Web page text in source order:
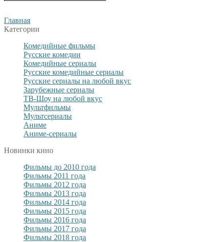
Главная
Категории
Комедийные фильмы
Русские комедии
Комедийные сериалы
Русские комедийные сериалы
Русские сериалы на любой вкус
Зарубежные сериалы
ТВ-Шоу на любой вкус
Мультфильмы
Мультсериалы
Аниме
Аниме-сериалы
Новинки кино
Фильмы до 2010 года
Фильмы 2011 года
Фильмы 2012 года
Фильмы 2013 года
Фильмы 2014 года
Фильмы 2015 года
Фильмы 2016 года
Фильмы 2017 года
Фильмы 2018 года